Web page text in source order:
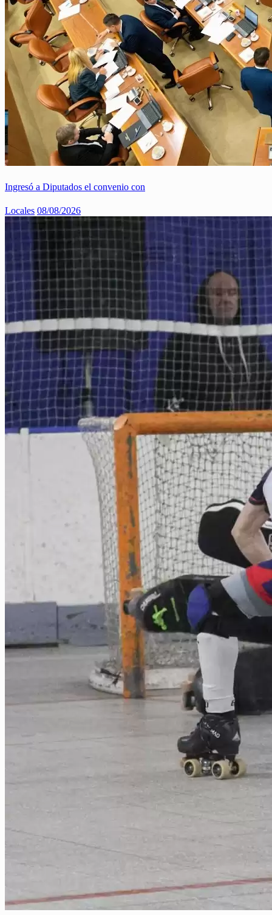
Ingresó a Diputados el convenio con
Locales 08/08/2026